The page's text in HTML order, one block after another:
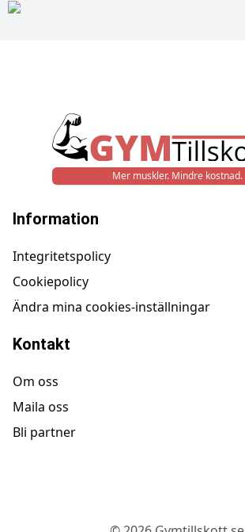
Mer muskler. Mindre kostnad.
Information
Integritetspolicy
Cookiepolicy
Ändra mina cookies-inställningar
Kontakt
Om oss
Maila oss
Bli partner